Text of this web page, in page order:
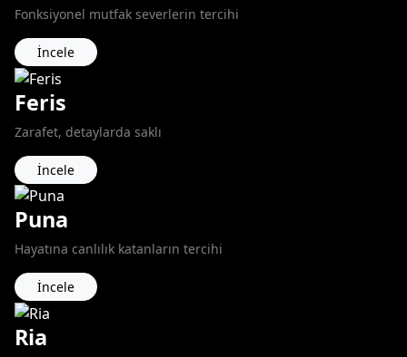
Fonksiyonel mutfak severlerin tercihi
İncele
Feris
Zarafet, detaylarda saklı
İncele
Puna
Hayatına canlılık katanların tercihi
İncele
Ria